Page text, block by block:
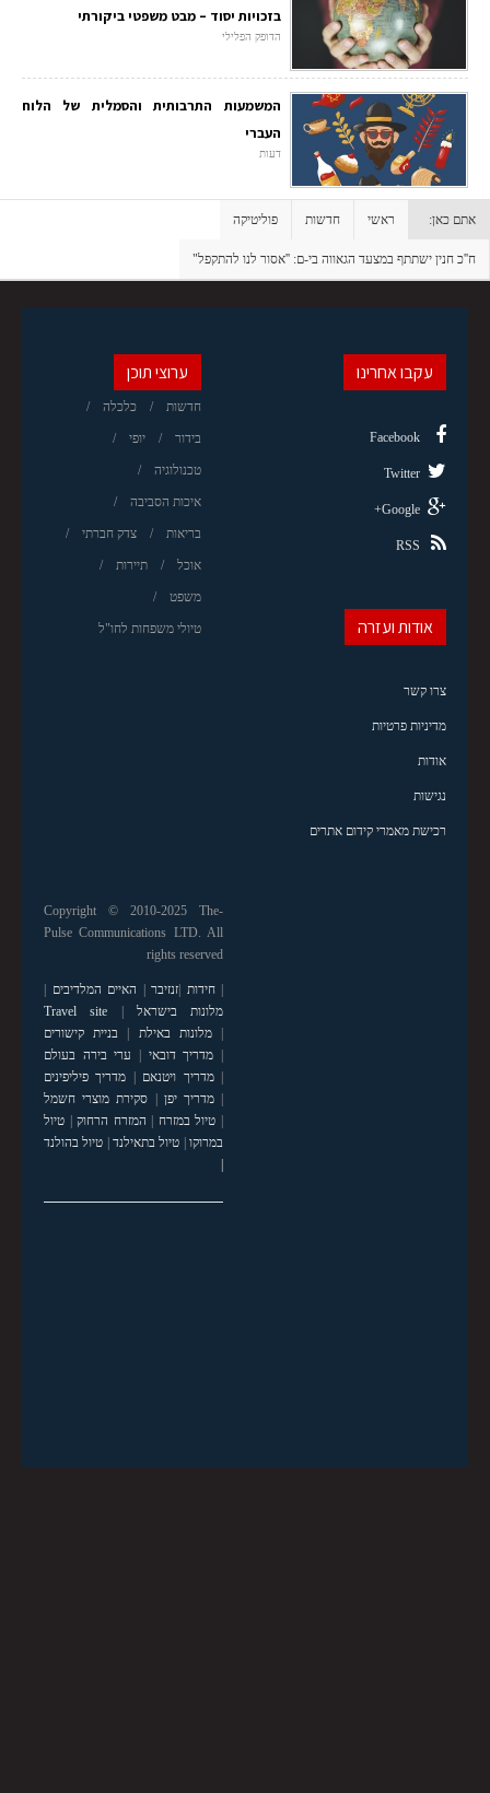
בזכויות יסוד – מבט משפטי ביקורתי
הדופק הפלילי
המשמעות התרבותית והסמלית של הלוח
העברי
דעות
אתם כאן: ראשי חדשות פוליטיקה
ח''כ חנין ישתתף במצעד הגאווה בי-ם: ''אסור לנו להתקפל"
ערוצי תוכן
חדשות כלכלה
בידור יופי
טכנולוגיה
איכות הסביבה
בריאות צדק חברתי
אוכל תיירות
משפט
טיולי משפחות לחו"ל
עקבו אחרינו
Facebook
Twitter
Google+
RSS
אודות ועזרה
צרו קשר
מדיניות פרטיות
אודות
נגישות
רכישת מאמרי קידום אתרים
Copyright © 2010-2025 The-
Pulse Communications LTD. All
rights reserved
|חידות |זנזיבר | האיים המלדיבים |
מלונות בישראל |
Travel site
|מלונות באילת | בניית קישורים
| מדריך דובאי | ערי בירה בעולם
|מדריך ויטנאם | מדריך פיליפינים
|מדריך יפן | סקירת מוצרי חשמל
| טיול במזרח | המזרח הרחוק| טיול
במרוקו| טיול בתאילנד| טיול בהולנד
|